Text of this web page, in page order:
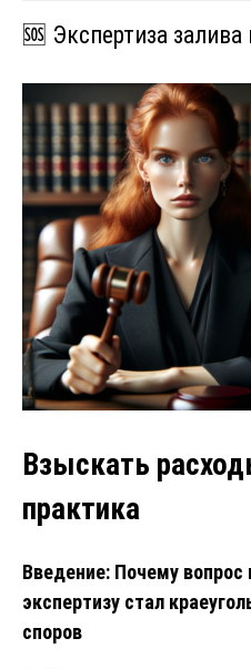
🆘 Экспертиза залива
Взыскать
практика
Введение: Почему вопрос
экспертизу стал
споров